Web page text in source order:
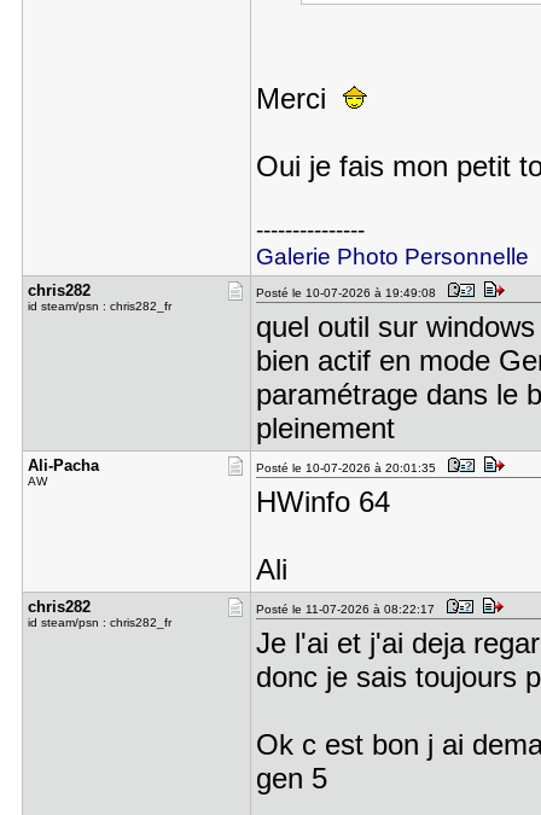
Merci
Oui je fais mon petit
---------------
Galerie Photo Personnelle
chris282
id steam/psn : chris282_fr
Posté le 10-07-2026 à 19:49:08
quel outil sur
bien actif en mode
paramétrage dans le
pleinement
Ali-Pacha
AW
Posté le 10-07-2026 à 20:01:35
HWinfo 64
Ali
chris282
id steam/psn : chris282_fr
Posté le 11-07-2026 à 08:22:17
Je l'ai et j'ai deja
donc je sais toujours
Ok c est bon j ai
gen 5